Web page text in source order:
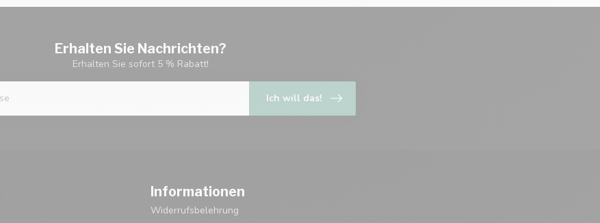
Erhalten Sie Nachrichten?
Erhalten Sie sofort 5 % Rabatt!
Ich will das!
Informationen
Widerrufsbelehrung